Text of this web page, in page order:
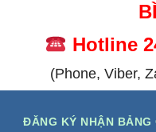
Hotline
(Phone, Viber,
ĐĂNG KÝ NHẬN